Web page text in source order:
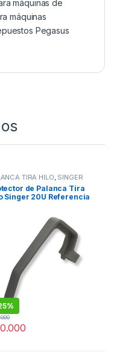
máquinas de
máquinas
Pegasus
TIRA HILO, SINGER
repuestosde Palanca Tira
Singer 20U Referencia